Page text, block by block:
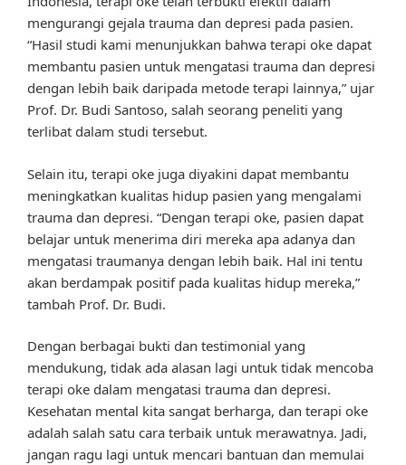
mengurangi gejala trauma dan depresi pada pasien.
“Hasil studi kami menunjukkan bahwa terapi oke dapat
membantu pasien untuk mengatasi trauma dan depresi
dengan lebih baik daripada metode terapi lainnya,” ujar
Prof. Dr. Budi Santoso, salah seorang peneliti yang
terlibat dalam studi tersebut.
Selain itu, terapi oke juga diyakini dapat membantu
meningkatkan kualitas hidup pasien yang mengalami
trauma dan depresi. “Dengan terapi oke, pasien dapat
belajar untuk menerima diri mereka apa adanya dan
mengatasi traumanya dengan lebih baik. Hal ini tentu
akan berdampak positif pada kualitas hidup mereka,”
tambah Prof. Dr. Budi.
Dengan berbagai bukti dan testimonial yang
mendukung, tidak ada alasan lagi untuk tidak mencoba
terapi oke dalam mengatasi trauma dan depresi.
Kesehatan mental kita sangat berharga, dan terapi oke
adalah salah satu cara terbaik untuk merawatnya. Jadi,
jangan ragu lagi untuk mencari bantuan dan memulai